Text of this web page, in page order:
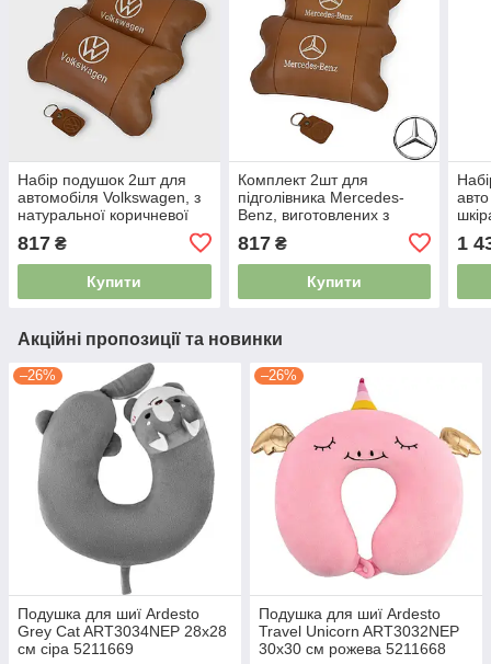
Набір подушок 2шт для
автомобіля Volkswagen, з
натуральної коричневої
підголовник 5058538
817 ₴
Купити
Комплект 2шт для
підголівника Mercedes-
Benz, виготовлених з
шкіри. Комфорт в авто
5058540
817₴
Купити
1
Акційні пропозиції та новинки
–26%
Подушка для шиї Ardesto
Grey Cat ART3034NEP 28х28
см сіра 5211669
–26%
Подушка для шиї Ardesto
Travel Unicorn ART3032NEP
30х30 см рожева 5211668